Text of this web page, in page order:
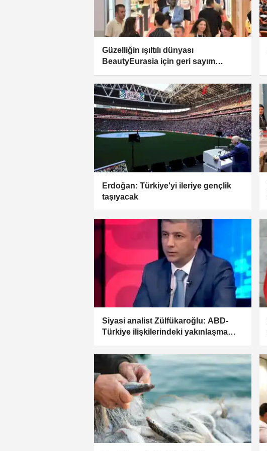
Güzelliğin ışıltılı dünyası
BeautyEurasia için geri sayım
Erdoğan: Türkiye'yi ileriye gençlik
taşıyacak
Siyasi analist Zülfükaroğlu: ABD-
Türkiye ilişkilerindeki yakınlaşma